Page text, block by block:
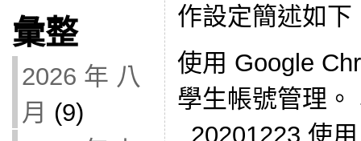
彙整
2026 年 八
月 (9)
作設定簡述如下
使用 Google
學生帳號管理
_20201223 使